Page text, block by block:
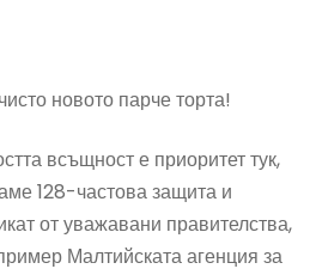
новото парче торта!
всъщност е приоритет тук,
128-частова защита и
от уважавани правителства,
Малтийската агенция за